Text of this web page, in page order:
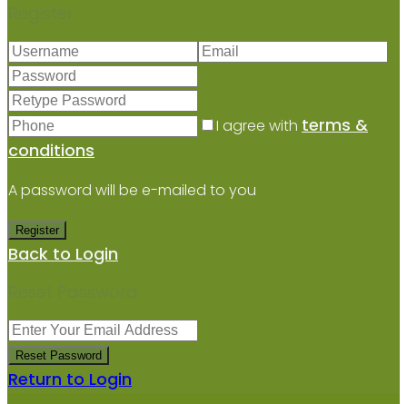
Register
I agree with terms &
conditions
A password will be e-mailed to you
Register
Back to Login
Reset Password
Reset Password
Return to Login